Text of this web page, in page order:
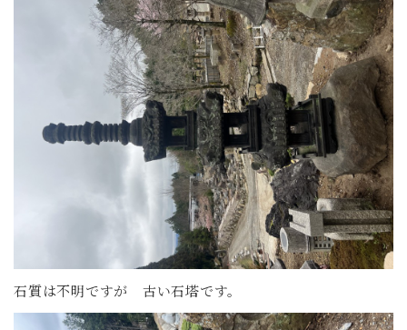
石質は不明ですが 古い石塔です。